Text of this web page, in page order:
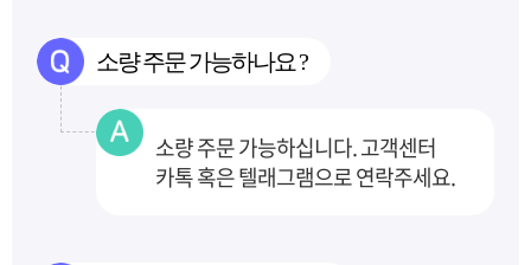
소량 주문 가능하나요 ?
소량 주문 가능하십니다. 고객센터
카톡 혹은 텔래그램으로 연락주세요.